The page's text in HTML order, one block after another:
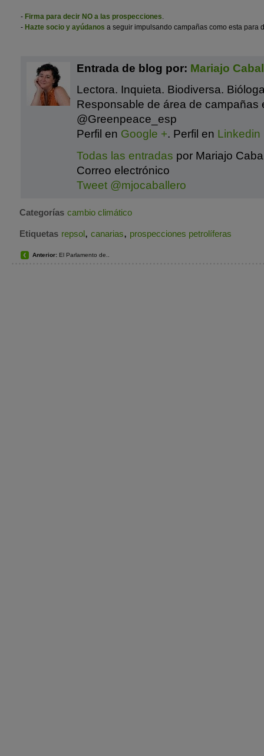
- Firma para decir NO a las prospecciones.
- Hazte socio y ayúdanos a seguir impulsando campañas como esta para
Entrada de blog por: Mariajo
Lectora. Inquieta. Biodiversa.
Responsable de área de campañas
@Greenpeace_esp
Perfil en Google +. Perfil en Linkedin
Todas las entradas por Mariajo
Correo electrónico
Tweet @mjocaballero
Categorías cambio climático
Etiquetas repsol, canarias, prospecciones petrolíferas
Anterior: El Parlamento de..